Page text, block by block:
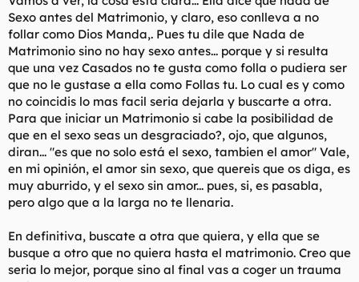
Sexo antes del Matrimonio, y claro, eso conlleva a no
follar como Dios Manda,. Pues tu dile que Nada de
Matrimonio sino no hay sexo antes... porque y si resulta
que una vez Casados no te gusta como folla o pudiera ser
que no le gustase a ella como Follas tu. Lo cual es y como
no coincidis lo mas facil seria dejarla y buscarte a otra.
Para que iniciar un Matrimonio si cabe la posibilidad de
que en el sexo seas un desgraciado?, ojo, que algunos,
diran... "es que no solo está el sexo, tambien el amor" Vale,
en mi opinión, el amor sin sexo, que quereis que os diga, es
muy aburrido, y el sexo sin amor... pues, si, es pasabla,
pero algo que a la larga no te llenaria.
En definitiva, buscate a otra que quiera, y ella que se
busque a otro que no quiera hasta el matrimonio. Creo que
seria lo mejor, porque sino al final vas a coger un trauma